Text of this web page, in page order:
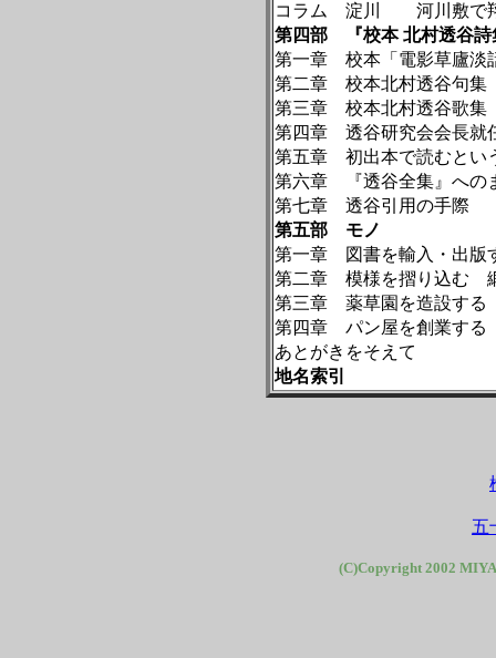
コラム 淀川 河川敷で翔
第四部 『校本 北村透谷
第一章 校本「電影草廬淡
第二章 校本北村透谷句集
第三章 校本北村透谷歌集
第四章 透谷研究会会長就
第五章 初出本で読むとい
第六章 『透谷全集』への
第七章 透谷引用の手際
第五部 モノ
第一章 図書を輸入・出版
第二章 模様を摺り込む
第三章 薬草園を造設す
第四章 パン屋を創業する
あとがきをそえて
地名索引
五
(C)Copyright 2002